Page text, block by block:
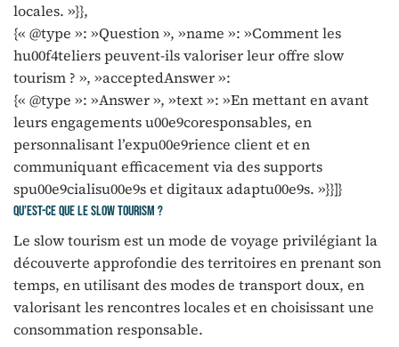
locales. »}},
{« @type »: »Question », »name »: »Comment les
hu00f4teliers peuvent-ils valoriser leur offre slow
tourism ? », »acceptedAnswer »:
{« @type »: »Answer », »text »: »En mettant en avant
leurs engagements u00e9coresponsables, en
personnalisant l’expu00e9rience client et en
communiquant efficacement via des supports
spu00e9cialisu00e9s et digitaux adaptu00e9s. »}}]}
Qu’est-ce que le slow tourism ?
Le slow tourism est un mode de voyage privilégiant la
découverte approfondie des territoires en prenant son
temps, en utilisant des modes de transport doux, en
valorisant les rencontres locales et en choisissant une
consommation responsable.